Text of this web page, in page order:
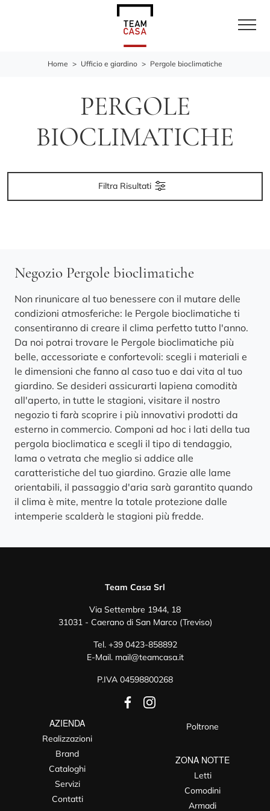
Home > Ufficio e giardino > Pergole bioclimatiche
PERGOLE
BIOCLIMATICHE
Filtra Risultati
Negozio Pergole bioclimatiche
Non rinunicare al tuo benessere con il mutare delle
condizioni atmosferiche: le Pergole bioclimatiche ti
consentiranno di creare il clima perfetto tutto l'anno.
Da noi potrai trovare le Pergole bioclimatiche più
belle, accessoriate e confortevoli: scegli i materiali e
le dimensioni che fanno al caso tuo e dai vita al tuo
giardino. Se desideri assicurarti lapiena comodità
all'aperto, in tutte le stagioni, visitare il nostro
negozio ti farà scoprire i più innovativi prodotti da
esterno in commercio. Componi ad hoc i lati della tua
pergola bioclimatica e scegli il tipo di tendaggio,
lama o vetrata che meglio si addice alle
caratteristiche del tuo giardino. Grazie alle lame
orientabili, il passaggio d'aria sarà garantito quando
il clima è mite, mentre la totale protezione dalle
intemperie scalderà le stagioni più fredde.
Team Casa Srl
Via Settembre 1944, 18
31031 - Caerano di San Marco (Treviso)
Tel. +39 0423-858892
E-Mail. mail@teamcasa.it
P.IVA 04598800268
AZIENDA
Realizzazioni
Brand
Cataloghi
Servizi
Contatti
Poltrone
ZONA NOTTE
Letti
Comodini
Armadi